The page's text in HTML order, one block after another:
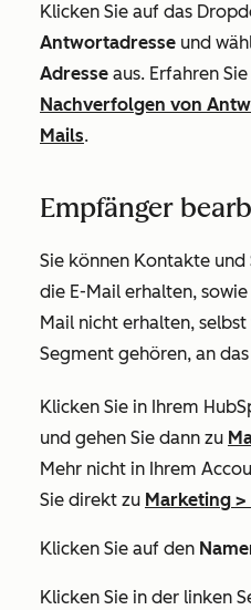
Klicken Sie auf das
Antwortadresse und
Adresse aus. Erfahren
Nachverfolgen von
Mails.
Empfänger
Sie können Kontakte
die E-Mail erhalten,
Mail nicht erhalten,
Segment gehören, an
Klicken Sie in Ihrem
und gehen Sie dann zu
Mehr nicht in Ihrem
Sie direkt zu Marketing >
Klicken Sie auf den
Klicken Sie in der linken